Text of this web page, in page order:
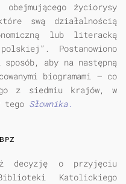
życiorysy
swą działalnością
lub literacką
Postanowiono
aby na następną
biogramami — co
z siedmiu krajów, w
tego Słownika.
decyzję o przyjęciu
Katolickiego